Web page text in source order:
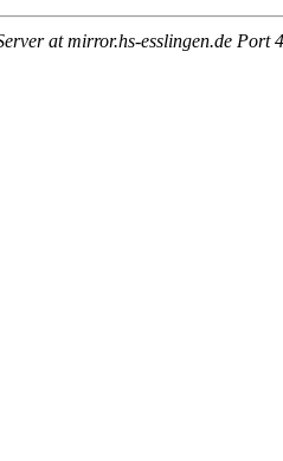
at mirror.hs-esslingen.de Port